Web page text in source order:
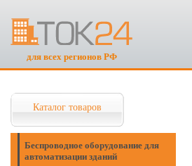
для всех регионов РФ
Каталог товаров
Беспроводное оборудование для
автоматизации зданий